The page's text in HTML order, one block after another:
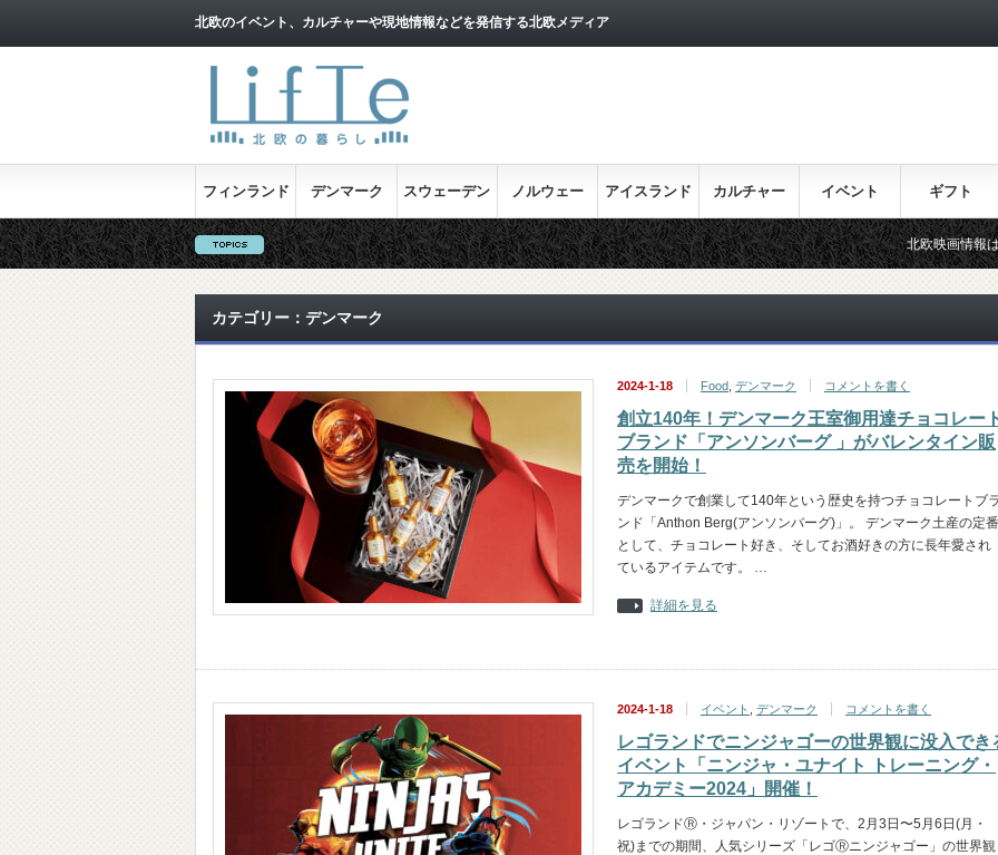
北欧のイベント、カルチャーや現地情報などを発信する北欧メディア
フィンランド デンマーク スウェーデン ノルウェー アイスランド カルチャー イベント ギフト
北欧映画情報はこちら♪
カテゴリー：デンマーク
2024-1-18 Food デンマーク コメントを書く
創立140年！デンマーク王室御用達チョコレー
ブランド「アンソンバーグ 」がバレンタイン販
売を開始！
デンマークで創業して140年という歴史を持つチョコレートブ
ンド「Anthon Berg(アンソンバーグ)」。 デンマーク土産の定番
として、チョコレート好き、そしてお酒好きの方に長年愛され
ているアイテムです。 …
詳細を見る
2024-1-18 イベント デンマーク コメントを書く
レゴランドでニンジャゴーの世界観に没入でき
イベント「ニンジャ・ユナイト トレーニング・
アカデミー2024」開催！
レゴランドⓇ・ジャパン・リゾートで、2月3日〜5月6日(月・
祝)までの期間、人気シリーズ「レゴⓇニンジャゴー」の世界観